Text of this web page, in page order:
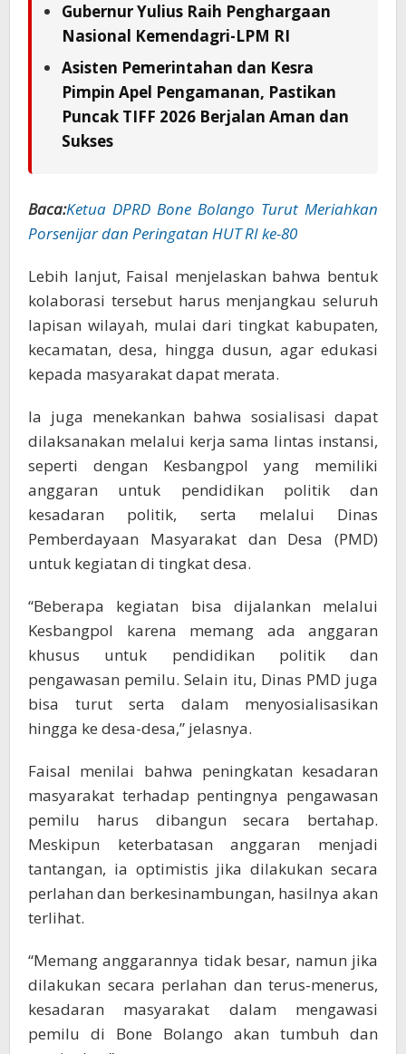
Gubernur Yulius Raih Penghargaan
Nasional Kemendagri-LPM RI
Asisten Pemerintahan dan Kesra
Pimpin Apel Pengamanan, Pastikan
Puncak TIFF 2026 Berjalan Aman dan
Sukses
Baca:Ketua DPRD Bone Bolango Turut Meriahkan
Porsenijar dan Peringatan HUT RI ke-80
Lebih lanjut, Faisal menjelaskan bahwa bentuk
kolaborasi tersebut harus menjangkau seluruh
lapisan wilayah, mulai dari tingkat kabupaten,
kecamatan, desa, hingga dusun, agar edukasi
kepada masyarakat dapat merata.
Ia juga menekankan bahwa sosialisasi dapat
dilaksanakan melalui kerja sama lintas instansi,
seperti dengan Kesbangpol yang memiliki
anggaran untuk pendidikan politik dan
kesadaran politik, serta melalui Dinas
Pemberdayaan Masyarakat dan Desa (PMD)
untuk kegiatan di tingkat desa.
“Beberapa kegiatan bisa dijalankan melalui
Kesbangpol karena memang ada anggaran
khusus untuk pendidikan politik dan
pengawasan pemilu. Selain itu, Dinas PMD juga
bisa turut serta dalam menyosialisasikan
hingga ke desa-desa,” jelasnya.
Faisal menilai bahwa peningkatan kesadaran
masyarakat terhadap pentingnya pengawasan
pemilu harus dibangun secara bertahap.
Meskipun keterbatasan anggaran menjadi
tantangan, ia optimistis jika dilakukan secara
perlahan dan berkesinambungan, hasilnya akan
terlihat.
“Memang anggarannya tidak besar, namun jika
dilakukan secara perlahan dan terus-menerus,
kesadaran masyarakat dalam mengawasi
pemilu di Bone Bolango akan tumbuh dan